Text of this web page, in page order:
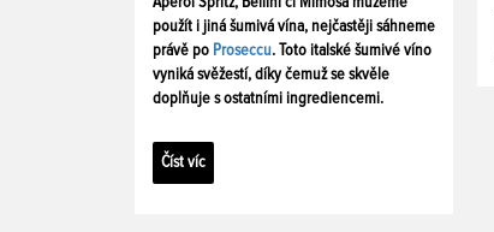
použít i jiná šumivá vína, nejčastěji sáhneme
právě po Proseccu. Toto italské šumivé víno
vyniká svěžestí, díky čemuž se skvěle
doplňuje s ostatními ingrediencemi.
Číst víc